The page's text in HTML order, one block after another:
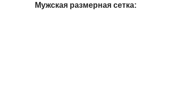
Мужская размерная сетка: